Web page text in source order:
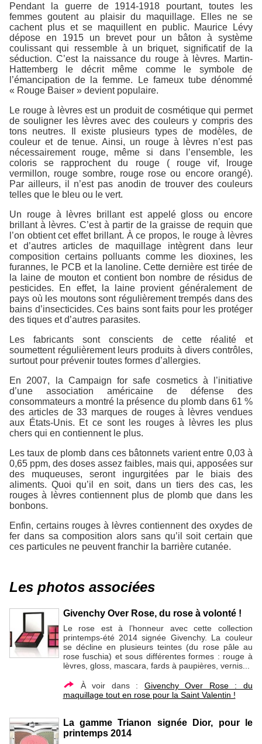
Pendant la guerre de 1914-1918 pourtant, toutes les
femmes goutent au plaisir du maquillage. Elles ne se
cachent plus et se maquillent en public. Maurice Lévy
dépose en 1915 un brevet pour un bâton à système
coulissant qui ressemble à un briquet, significatif de la
séduction. C’est la naissance du rouge à lèvres. Martin-
Hattemberg le décrit même comme le symbole de
l’émancipation de la femme. Le fameux tube dénommé
« Rouge Baiser » devient populaire.
Le rouge à lèvres est un produit de cosmétique qui permet
de souligner les lèvres avec des couleurs y compris des
tons neutres. Il existe plusieurs types de modèles, de
couleur et de tenue. Ainsi, un rouge à lèvres n’est pas
nécessairement rouge, même si dans l’ensemble, les
coloris se rapprochent du rouge ( rouge vif, lrouge
vermillon, rouge sombre, rouge rose ou encore orangé).
Par ailleurs, il n’est pas anodin de trouver des couleurs
telles que le bleu ou le vert.
Un rouge à lèvres brillant est appelé gloss ou encore
brillant à lèvres. C’est à partir de la graisse de requin que
l’on obtient cet effet brillant. À ce propos, le rouge à lèvres
et d’autres articles de maquillage intègrent dans leur
composition certains polluants comme les dioxines, les
furannes, le PCB et la lanoline. Cette dernière est tirée de
la laine de mouton et contient bon nombre de résidus de
pesticides. En effet, la laine provient généralement de
pays où les moutons sont régulièrement trempés dans des
bains d’insecticides. Ces bains sont faits pour les protéger
des tiques et d’autres parasites.
Les fabricants sont conscients de cette réalité et
soumettent régulièrement leurs produits à divers contrôles,
surtout pour prévenir toutes formes d’allergies.
En 2007, la Campaign for safe cosmetics à l’initiative
d’une association américaine de défense des
consommateurs a montré la présence du plomb dans 61 %
des articles de 33 marques de rouges à lèvres vendues
aux États-Unis. Et ce sont les rouges à lèvres les plus
chers qui en contiennent le plus.
Les taux de plomb dans ces bâtonnets varient entre 0,03 à
0,65 ppm, des doses assez faibles, mais qui, apposées sur
des muqueuses, seront ingurgitées par le biais des
aliments. Quoi qu’il en soit, dans un tiers des cas, les
rouges à lèvres contiennent plus de plomb que dans les
bonbons.
Enfin, certains rouges à lèvres contiennent des oxydes de
fer dans sa composition alors sans qu’il soit certain que
ces particules ne peuvent franchir la barrière cutanée.
Les photos associées
Givenchy Over Rose, du rose à volonté !
Le rose est à l’honneur avec cette collection
printemps-été 2014 signée Givenchy. La couleur
se décline en plusieurs teintes (du rose pâle au
rose fuschia) et sous différentes formes : rouge à
lèvres, gloss, mascara, fards à paupières, vernis...
À voir dans : Givenchy Over Rose : du
maquillage tout en rose pour la Saint Valentin !
La gamme Trianon signée Dior, pour le
printemps 2014